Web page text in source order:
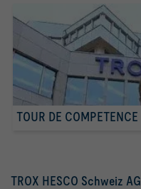
TOUR DE COMPETENCE
TROX HESCO Schweiz AG